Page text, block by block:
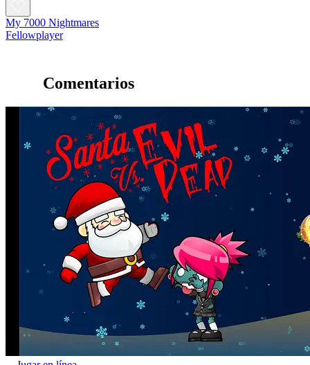
My 7000 Nightmares
Fellowplayer
Comentarios